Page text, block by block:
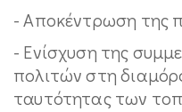
- Αποκέντρωση της
- Ενίσχυση της
πολιτών στη
ταυτότητας των